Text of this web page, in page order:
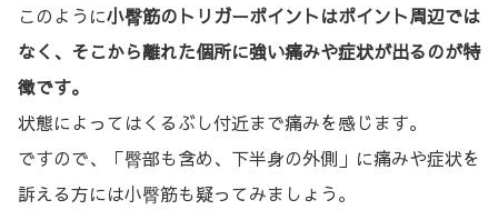
このように小臀筋のトリガーポイントはポイント周辺では
なく、そこから離れた個所に強い痛みや症状が出るのが特
徴です。
状態によってはくるぶし付近まで痛みを感じます。
ですので、「臀部も含め、下半身の外側」に痛みや症状を
訴える方には小臀筋も疑ってみましょう。